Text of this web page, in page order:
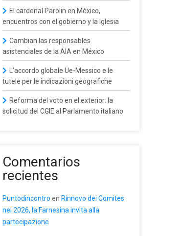
El cardenal Parolin en México,
encuentros con el gobierno y la Iglesia
Cambian las responsables
asistenciales de la AIA en México
L’accordo globale Ue-Messico e le
tutele per le indicazioni geografiche
Reforma del voto en el exterior: la
solicitud del CGIE al Parlamento italiano
Comentarios
recientes
Puntodincontro en Rinnovo dei Comites
nel 2026, la Farnesina invita alla
partecipazione